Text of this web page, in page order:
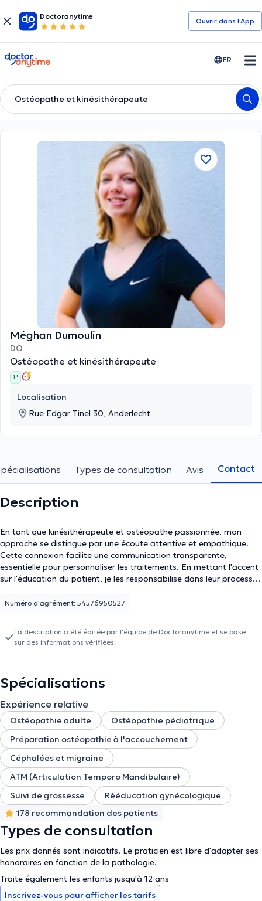
Doctoranytime
Ouvrir dans l’App
doctoranytime FR
Ostéopathe et kinésithérapeute
Méghan Dumoulin
DO
Ostéopathe et kinésithérapeute
1 '
Localisation
Rue Edgar Tinel 30, Anderlecht
Types de consultation Avis Contact
Description
En tant que kinésithérapeute et ostéopathe passionnée, mon
approche se distingue par une écoute attentive et empathique.
Cette connexion facilite une communication transparente,
essentielle pour personnaliser les traitements. En mettant l'accent
sur l'éducation du patient, je les responsabilise dans leur processus
efficaces, créant un environnement où les patients se sentent
Numéro d'agrément: 54576950527
La description a été éditée par l'équipe de Doctoranytime et se base
sur des informations vérifiées.
Spécialisations
Expérience relative
Ostéopathie adulte
Ostéopathie pédiatrique
Préparation ostéopathie à l'accouchement
Céphalées et migraine
ATM (Articulation Temporo Mandibulaire)
Suivi de grossesse
Rééducation gynécologique
178 recommandation des patients
Types de consultation
Les prix donnés sont indicatifs. Le praticien est libre d'adapter ses
honoraires en fonction de la pathologie.
Traite également les enfants jusqu'à 12 ans
Inscrivez-vous pour afficher les tarifs